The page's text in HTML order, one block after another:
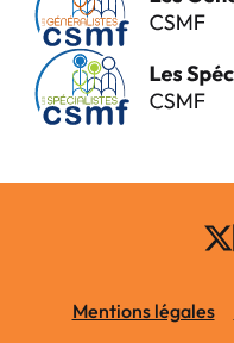
Mentions légales